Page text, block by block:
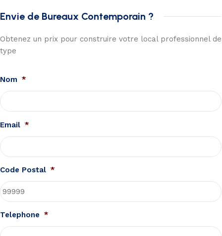
Envie de Bureaux Contemporain ?
Obtenez un prix pour construire votre local professionnel de
type
Nom *
Email *
Code Postal *
Telephone *